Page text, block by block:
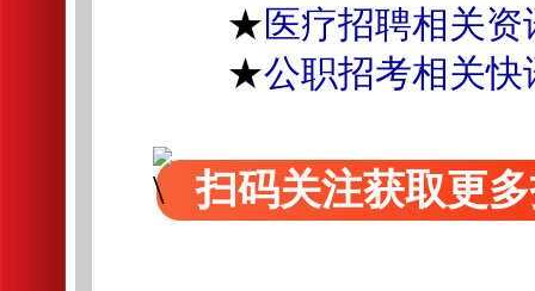
★医疗招聘相关资
★公职招考相关快
扫码关注获取更